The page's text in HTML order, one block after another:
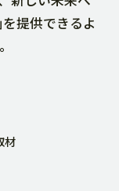
提供できるよ
材